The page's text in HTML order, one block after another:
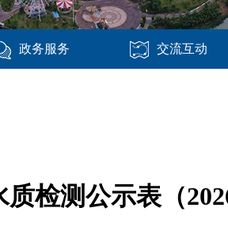
政务服务 交流互动
检测公示表（